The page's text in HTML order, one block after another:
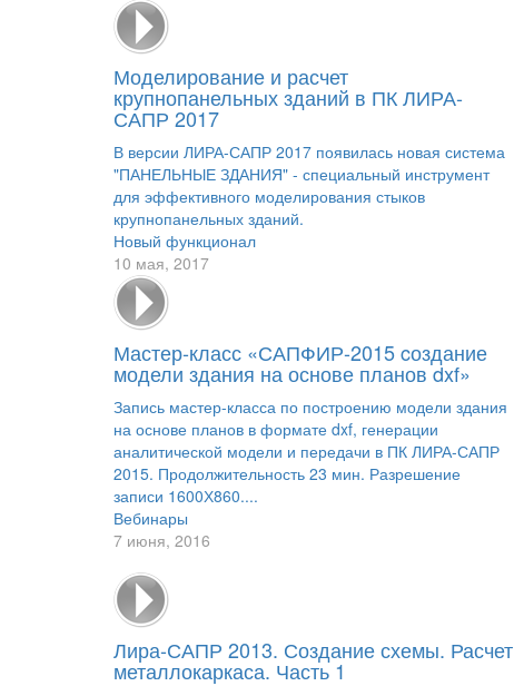
Моделирование и расчет
крупнопанельных зданий в ПК ЛИРА-
САПР 2017
В версии ЛИРА-САПР 2017 появилась новая система
"ПАНЕЛЬНЫЕ ЗДАНИЯ" - специальный инструмент
для эффективного моделирования стыков
крупнопанельных зданий.
Новый функционал
10 мая, 2017
Мастер-класс «САПФИР-2015 cоздание
модели здания на основе планов dxf»
Запись мастер-класса по построению модели здания
на основе планов в формате dxf, генерации
аналитической модели и передачи в ПК ЛИРА-САПР
2015. Продолжительность 23 мин. Разрешение
записи 1600Х860....
Вебинары
7 июня, 2016
Лира-САПР 2013. Создание схемы. Расчет
металлокаркаса. Часть 1